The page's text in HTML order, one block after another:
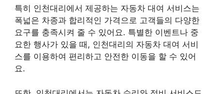
특히 인천대리에서 제공하는 자동차 대여 서비스는
폭넓은 차종과 합리적인 가격으로 고객들의 다양한
요구를 충족시켜 줄 수 있어요. 특별한 이벤트나 중
요한 행사가 있을 때, 인천대리의 자동차 대여 서비
스를 이용하여 편리하고 안전한 이동을 할 수 있어
요.